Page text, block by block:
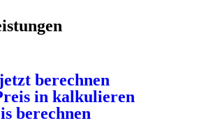
berechnen
in kalkulieren
berechnen